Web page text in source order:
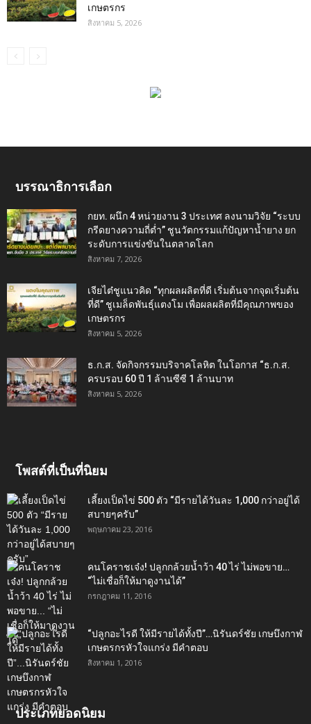
เกษตรกร
สิงหาคม 5, 2026
บรรณาธิการเลือก
กยท. ผนึก 4 หน่วยงาน 3 ประเทศ ลงนามวิจัย “ระบบ
กรีดยางความถี่ต่ำ” ชูนวัตกรรมแก้ปัญหาน้ำยาง ยก
ระดับการแข่งขันในตลาดโลก
สิงหาคม 7, 2026
เจียไต๋ชูแนวคิด “ทุกผลผลิตที่ดี เริ่มต้นจากจุดเริ่มต้น
ที่ดี” ชูเมล็ดพันธุ์แตงโม เพื่อผลผลิตที่มีคุณภาพของ
เกษตรกร
สิงหาคม 5, 2026
ธ.ก.ส. จัดกิจกรรมบริจาคโลหิต ในโอกาส “ธ.ก.ส.
ครบรอบ 60 ปี 1 ล้านซีซี 1 ล้านบาท
สิงหาคม 5, 2026
โพสต์ที่เป็นที่นิยม
เลี้ยงเป็ดไข่ 500 ตัว “มีรายได้วันละ 1,000 กว่าอยู่ได้
สบายๆครับ”
พฤษภาคม 23, 2016
คนโคราชเจ๋ง! ปลูกกล้วยน้ำว้า 40 ไร่ ไม่พอขาย…
“ไม่เชื่อก็ให้มาดูงานได้”‬
กรกฎาคม 11, 2016
“ปลูกอะไรดี ให้มีรายได้ทั้งปี”…นิรันดร์ชัย เกษบึงกาฬ
เกษตรกรหัวใจแกร่ง มีคำตอบ
สิงหาคม 1, 2016
ประเภทยอดนิยม